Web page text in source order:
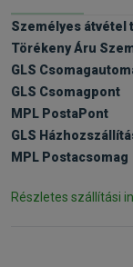
Személyes átvétel
Törékeny Áru
GLS
GLS Csomagpont
MPL PostaPont
GLS
MPL Postacsomag
Részletes szállítási